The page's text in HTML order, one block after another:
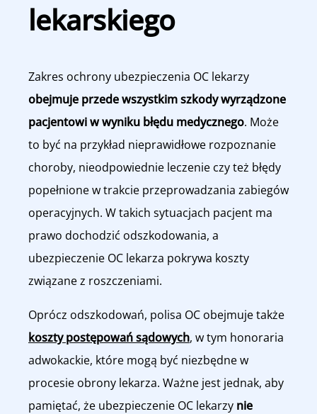
lekarskiego
Zakres ochrony ubezpieczenia OC lekarzy
obejmuje przede wszystkim szkody wyrządzone
pacjentowi w wyniku błędu medycznego. Może
to być na przykład nieprawidłowe rozpoznanie
choroby, nieodpowiednie leczenie czy też błędy
popełnione w trakcie przeprowadzania zabiegów
operacyjnych. W takich sytuacjach pacjent ma
prawo dochodzić odszkodowania, a
ubezpieczenie OC lekarza pokrywa koszty
związane z roszczeniami.
Oprócz odszkodowań, polisa OC obejmuje także
koszty postępowań sądowych, w tym honoraria
adwokackie, które mogą być niezbędne w
procesie obrony lekarza. Ważne jest jednak, aby
pamiętać, że ubezpieczenie OC lekarzy nie